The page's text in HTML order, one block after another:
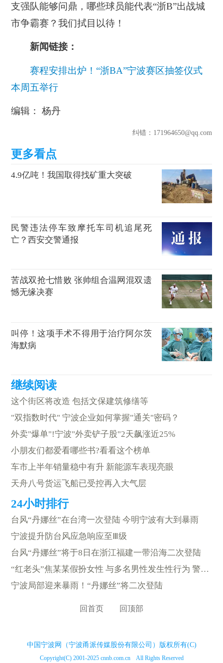
支强队能够问鼎，哪些球员能代表“浙B”出战城
市争霸赛？我们拭目以待！
新闻链接：
赛程安排出炉！“浙BA”宁波赛区抽签仪式
本周五举行
编辑： 杨丹
纠错：171964650@qq.com
4.9亿吨！我国取得找矿重大突破
民警违法停车致摩托车司机追尾死
亡？西安交警通报
苦战双抢七惜败 张帅组合温网混双遗
憾无缘决赛
叫停！这项手术不得用于治疗阿尔茨
海默病
这个街区将改造 包括文保建筑修缮等
"双指数时代" 宁波企业如何掌握"通关"密码？
外卖"爆单"!宁波"外卖铲子股"2天飙涨近25%
小朋友们都爱看哪些书?看看这个榜单
车市上半年销量稳中有升 新能源车表现亮眼
天舟八号货运飞船已受控再入大气层
台风“丹娜丝”在台湾一次登陆 今明宁波有大到暴雨
宁波提升防台风应急响应至Ⅲ级
台风“丹娜丝”将于8日在浙江福建一带沿海二次登陆
“红老头”焦某某假扮女性 与多名男性发生性行为 警方通报
宁波局部迎来暴雨！“丹娜丝”将二次登陆
回首页 回顶部
中国宁波网（宁波甬派传媒股份有限公司）版权所有(C)
Copyright(C) 2001-2025 cnnb.com.cn All Rights Reserved